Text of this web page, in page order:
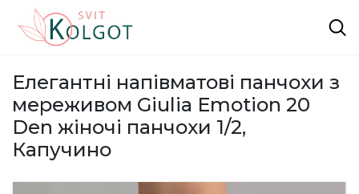
Елегантні напівматові панчохи з
мереживом Giulia Emotion 20
Den жіночі панчохи 1/2,
Капучино